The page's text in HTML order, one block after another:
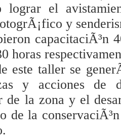
lograr el
y
capacitaciÃ³n
horas
este taller se
y acciones de
de la zona y el
de la